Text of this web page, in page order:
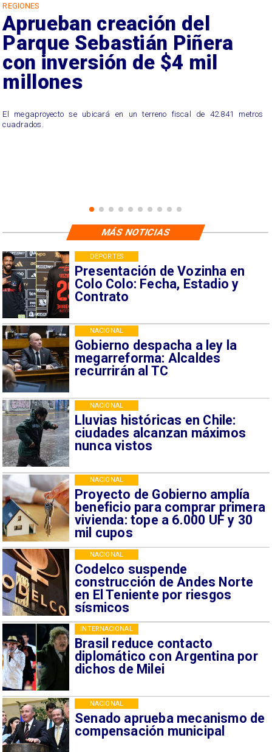
REGIONES
Aprueban creación del
Parque Sebastián Piñera
con inversión de $4 mil
millones
El megaproyecto se ubicará en un terreno fiscal de 42.841 metros
cuadrados.
Presentación de Vozinha en
Colo Colo: Fecha, Estadio y
Contrato
DEPORTES
Gobierno despacha a ley la
megarreforma: Alcaldes
recurrirán al TC
NACIONAL
Lluvias históricas en Chile:
ciudades alcanzan máximos
nunca vistos
NACIONAL
Proyecto de Gobierno amplía
beneficio para comprar primera
vivienda: tope a 6.000 UF y 30
mil cupos
NACIONAL
Codelco suspende
construcción de Andes Norte
en El Teniente por riesgos
sísmicos
NACIONAL
Brasil reduce contacto
diplomático con Argentina por
dichos de Milei
INTERNACIONAL
Senado aprueba mecanismo de
compensación municipal
NACIONAL
MÁS NOTICIAS